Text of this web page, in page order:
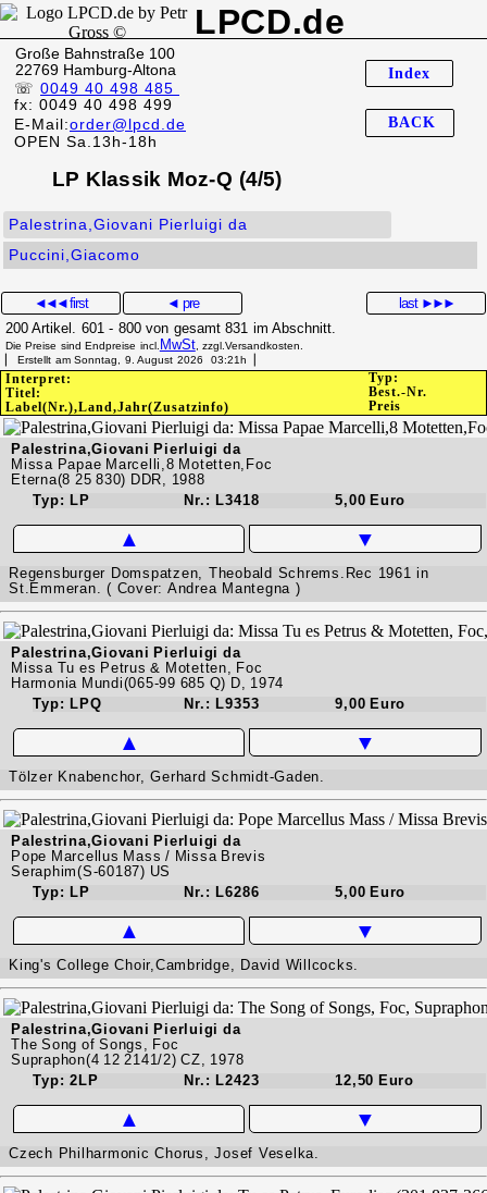
LPCD.de
Große Bahnstraße 100
22769 Hamburg-Altona
☏ 0049 40 498 485
fx: 0049 40 498 499
E-Mail:order@lpcd.de
OPEN Sa.13h-18h
Index
BACK
LP Klassik Moz-Q (4/5)
Palestrina,Giovani Pierluigi da
Puccini,Giacomo
◄◄◄first ◄ pre last ►►►
200 Artikel. 601 - 800 von gesamt 831 im Abschnitt.
Die Preise sind Endpreise incl. MwSt, zzgl.Versandkosten.
▏ Erstellt am Sonntag, 9. August 2026 03:21h▕
Interpret:
Titel:
Label(Nr.),Land,Jahr(Zusatzinfo)
Typ:
Best.-Nr.
Preis
Palestrina,Giovani Pierluigi da
Missa Papae Marcelli,8 Motetten,Foc
Eterna(8 25 830) DDR, 1988
Typ: LP
Nr.: L3418 5,00 Euro
▲ ▼
Regensburger Domspatzen, Theobald Schrems.Rec 1961 in
St.Emmeran. ( Cover: Andrea Mantegna )
Palestrina,Giovani Pierluigi da
Missa Tu es Petrus & Motetten, Foc
Harmonia Mundi(065-99 685 Q) D, 1974
Typ: LPQ
Nr.: L9353 9,00 Euro
▲ ▼
Tölzer Knabenchor, Gerhard Schmidt-Gaden.
Palestrina,Giovani Pierluigi da
Pope Marcellus Mass / Missa Brevis
Seraphim(S-60187) US
Typ: LP
Nr.: L6286 5,00 Euro
▲ ▼
King's College Choir,Cambridge, David Willcocks.
Palestrina,Giovani Pierluigi da
The Song of Songs, Foc
Supraphon(4 12 2141/2) CZ, 1978
Typ: 2LP
Nr.: L2423 12,50 Euro
▲ ▼
Czech Philharmonic Chorus, Josef Veselka.